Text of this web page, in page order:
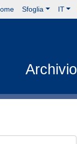
Sfoglia IT